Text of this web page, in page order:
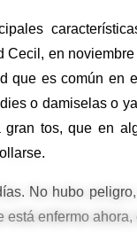
en
que es común en
o damiselas o
tos, que en
No hubo
enfermo